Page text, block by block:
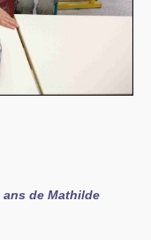
de Mathilde